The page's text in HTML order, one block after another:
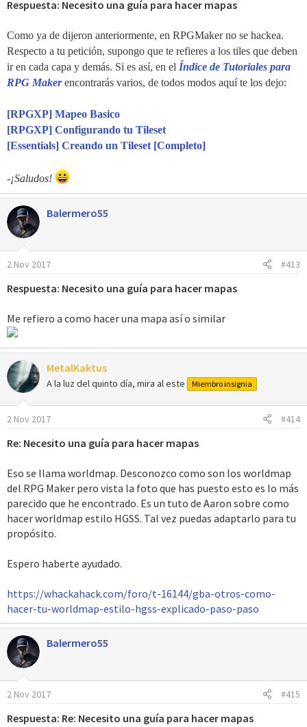
Respuesta: Necesito una guía para hacer mapas
Como ya de dijeron anteriormente, en RPGMaker no se hackea.
Respecto a tu petición, supongo que te refieres a los tiles que deben
ir en cada capa y demás. Si es así, en el Índice de Tutoriales para
RPG Makerencontrarás varios, de todos modos aquí te los dejo:
[RPGXP] Mapeo Basico
[RPGXP] Configurando tu Tileset
[Essentials] Creando un Tileset [Completo]
-¡Saludos!
Balermero55
2 Nov 2017 #413
Respuesta: Necesito una guía para hacer mapas
Me refiero a como hacer una mapa así o similar
MetalKaktus
A la luz del quinto día, mira al este Miembro insignia
2 Nov 2017 #414
Re: Necesito una guía para hacer mapas
Eso se llama worldmap. Desconozco como son los worldmap
del RPG Maker pero vista la foto que has puesto esto es lo más
parecido que he encontrado. Es un tuto de Aaron sobre como
hacer worldmap estilo HGSS. Tal vez puedas adaptarlo para tu
propósito.
Espero haberte ayudado.
https://whackahack.com/foro/t-16144/gba-otros-como-
hacer-tu-worldmap-estilo-hgss-explicado-paso-paso
Balermero55
2 Nov 2017 #415
Respuesta: Re: Necesito una guía para hacer mapas